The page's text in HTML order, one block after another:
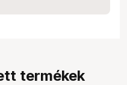
termékek